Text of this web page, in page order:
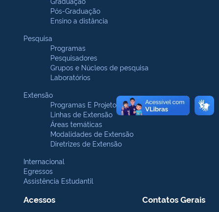
Pós-Graduação
Ensino a distância
Pesquisa
Programas
Pesquisadores
Grupos e Núcleos de pesquisa
Laboratórios
Extensão
Programas E Projetos
Linhas de Extensão
Áreas temáticas
Modalidades de Extensão
Diretrizes de Extensão
Internacional
Egressos
Assistência Estudantil
Acessos Contatos Gerais